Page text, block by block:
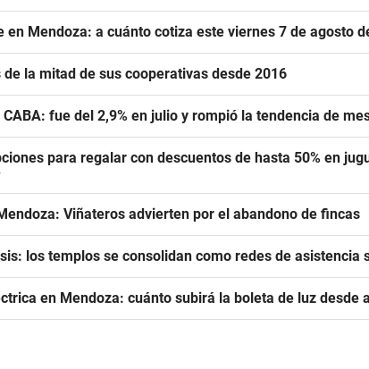
en Mendoza: a cuánto cotiza este viernes 7 de agosto
la mitad de sus cooperativas desde 2016
fue del 2,9% en julio y rompió la tendencia de
para regalar con descuentos de hasta 50% en
Viñateros advierten por el abandono de fincas
los templos se consolidan como redes de asistencia
en Mendoza: cuánto subirá la boleta de luz desde